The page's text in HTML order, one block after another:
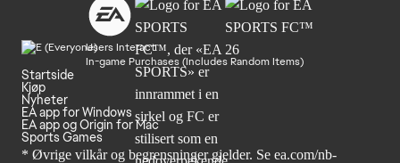
Users Interact
In-game Purchases (Includes Random Items)
Startside
Kjøp
Nyheter
EA app for Windows
EA app og Origin for Mac
Sports Games
* Øvrige vilkår og begrensninger gjelder. Se ea.com/nb-